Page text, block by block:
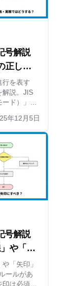
号解説
正しい
ォーク
行を表す
解説。JIS
ド）」と
（ひし形）
ツール
紹介しま
年12月5日
号解説
や「矢
「矢印」
ールがあ
は必須な